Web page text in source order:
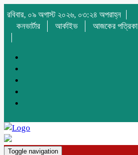
রবিবার, ০৯ অগাস্ট ২০২৬, ০৩:২৪ অপরাহ্ন
কনভার্টার
আর্কাইভ আজকের পত্রিকা
Toggle navigation